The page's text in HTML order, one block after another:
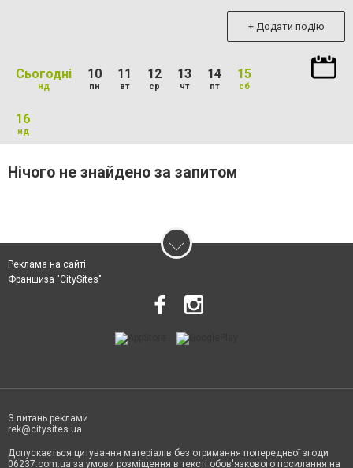
+ Додати подію
Сьогодні
нд
10
пн
11
вт
12
ср
13
чт
14
пт
15
сб
16
нд
Нічого не знайдено за запитом
Реклама на сайті
Франшиза "CitySites"
З питань реклами
rek@citysites.ua
Допускається цитування матеріалів без отримання попередньої згоди
06237.com.ua за умови розміщення в тексті обов'язкового посилання на